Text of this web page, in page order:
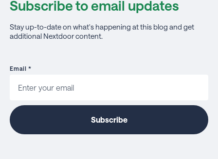
Subscribe to email updates
Stay up-to-date on what's happening at this blog and get
additional Nextdoor content.
Email *